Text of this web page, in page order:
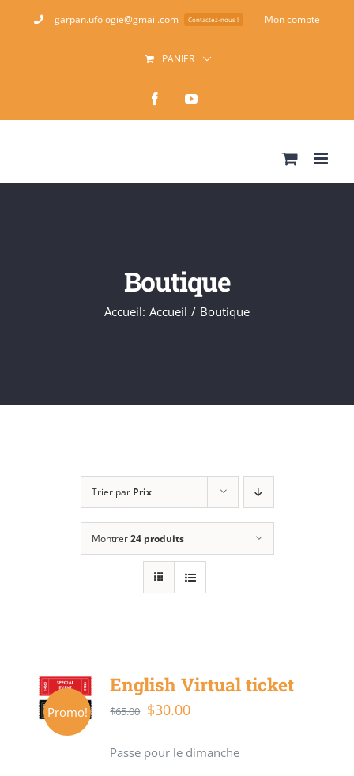
garpan.ufologie@gmail.com Contactez-nous ! Mon compte
PANIER
FacebookYouTube
Boutique
Accueil: Accueil / Boutique
Trier par Prix
Montrer24 produits
Promo!
English Virtual ticket
$65.00 Le
initial
$30.00Le
actuel
Passe pour le dimanche